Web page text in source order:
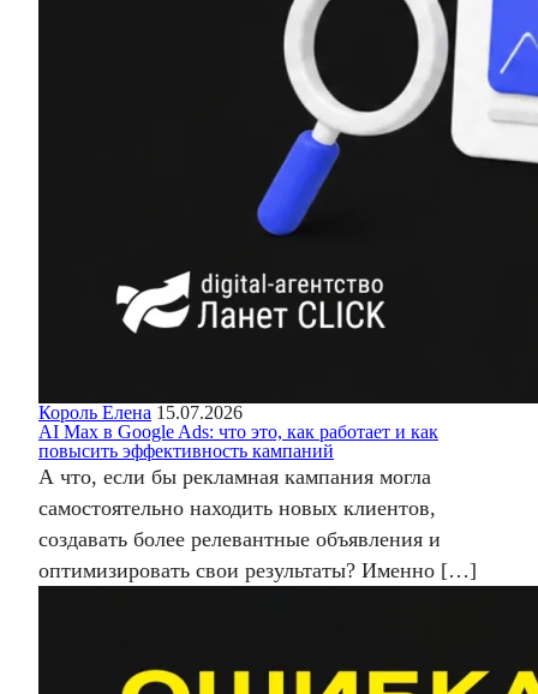
Король Елена 15.07.2026
AI Max в Google Ads: что это, как работает и как
повысить эффективность кампаний
А что, если бы рекламная кампания могла
самостоятельно находить новых клиентов,
создавать более релевантные объявления и
оптимизировать свои результаты? Именно […]